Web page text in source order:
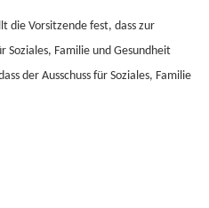
die Vorsitzende fest, dass zur
Soziales, Familie und Gesundheit
der Ausschuss für Soziales, Familie